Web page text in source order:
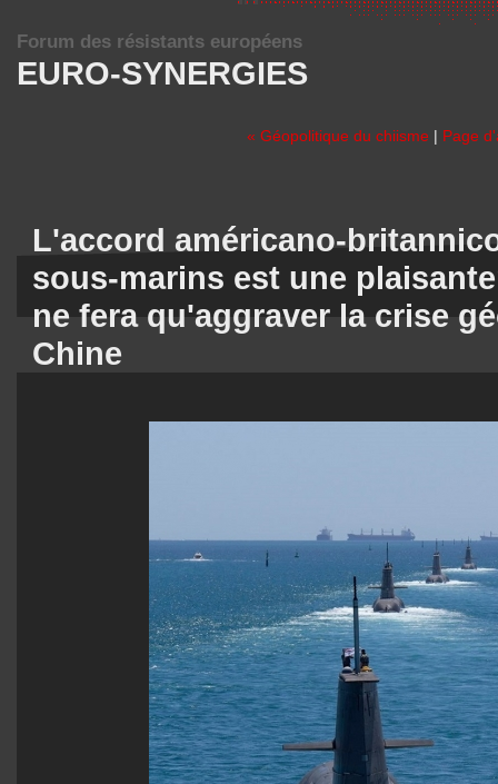
EURO-SYNERGIES
Forum des résistants européens
« Géopolitique du chiisme | Page
L'accord américano-
sous-marins est une
ne fera qu'aggraver la crise
Chine